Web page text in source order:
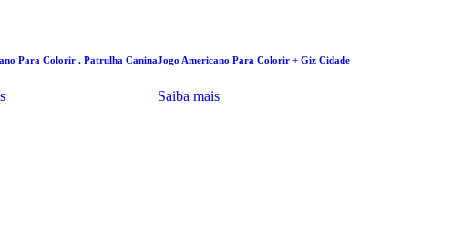
Para Colorir . Patrulha CaninaJogo Americano Para Colorir + Giz Cidade
Saiba mais